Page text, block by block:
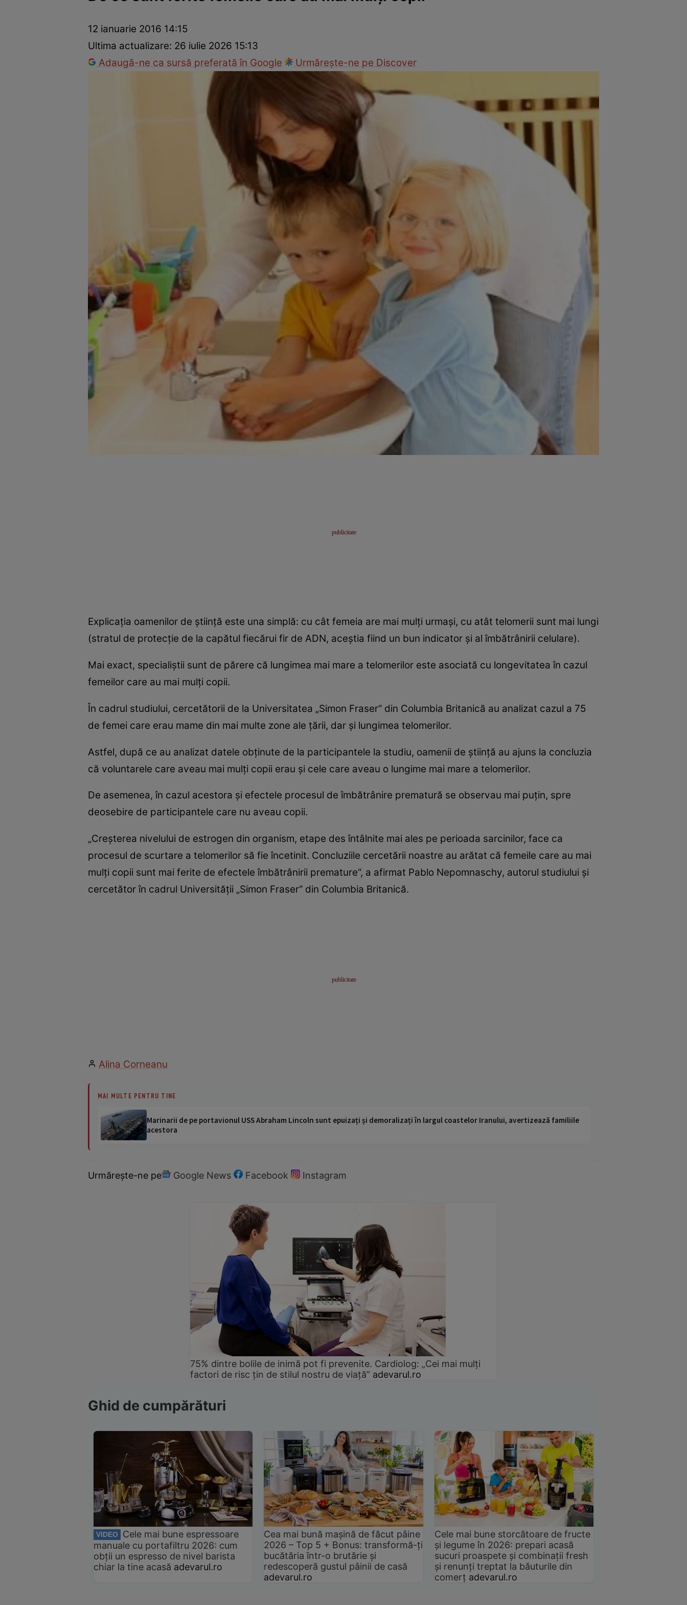
Prevenție și tratamentRemedii naturisteMedicii răspund
12 ianuarie 2016 14:15
Ultima actualizare: 26 iulie 2026 15:13
Adaugă-ne ca sursă preferată în Google
Urmărește-ne pe Discover
Explicaţia oamenilor de ştiinţă este una simplă: cu cât femeia are mai mulţi urmaşi, cu atât telomerii sunt mai lungi
(stratul de protecţie de la capătul fiecărui fir de ADN, aceştia fiind un bun indicator şi al îmbătrânirii celulare).
Mai exact, specialiştii sunt de părere că lungimea mai mare a telomerilor este asociată cu longevitatea în cazul
femeilor care au mai mulţi copii.
În cadrul studiului, cercetătorii de la Universitatea „Simon Fraser“ din Columbia Britanică au analizat cazul a 75
de femei care erau mame din mai multe zone ale ţării, dar şi lungimea telomerilor.
Astfel, după ce au analizat datele obţinute de la participantele la studiu, oamenii de ştiinţă au ajuns la concluzia
că voluntarele care aveau mai mulţi copii erau şi cele care aveau o lungime mai mare a telomerilor.
De asemenea, în cazul acestora şi efectele procesul de îmbătrânire prematură se observau mai puţin, spre
deosebire de participantele care nu aveau copii.
„Creşterea nivelului de estrogen din organism, etape des întâlnite mai ales pe perioada sarcinilor, face ca
procesul de scurtare a telomerilor să fie încetinit. Concluziile cercetării noastre au arătat că femeile care au mai
mulţi copii sunt mai ferite de efectele îmbătrânirii premature“, a afirmat Pablo Nepomnaschy, autorul studiului şi
cercetător în cadrul Universităţii „Simon Fraser“ din Columbia Britanică.
Alina Corneanu
MAI MULTE PENTRU TINE
Marinarii de pe portavionul USS Abraham Lincoln sunt epuizați și demoralizați în largul coastelor Iranului, avertizează familiile
acestora
Urmărește-ne pe Google News Facebook Instagram
75% dintre bolile de inimă pot fi prevenite. Cardiolog: „Cei mai mulți
factori de risc țin de stilul nostru de viață” adevarul.ro
Ghid de cumpărături
VIDEO
Cele mai bune espressoare
manuale cu portafiltru 2026: cum
obții un espresso de nivel barista
chiar la tine acasă adevarul.ro
Cea mai bună mașină de făcut pâine
2026 – Top 5 + Bonus: transformă-ți
bucătăria într-o brutărie și
redescoperă gustul pâinii de casă
adevarul.ro
Cele mai bune storcătoare de fructe
și legume în 2026: prepari acasă
sucuri proaspete și combinații fresh
și renunți treptat la băuturile din
comerț adevarul.ro